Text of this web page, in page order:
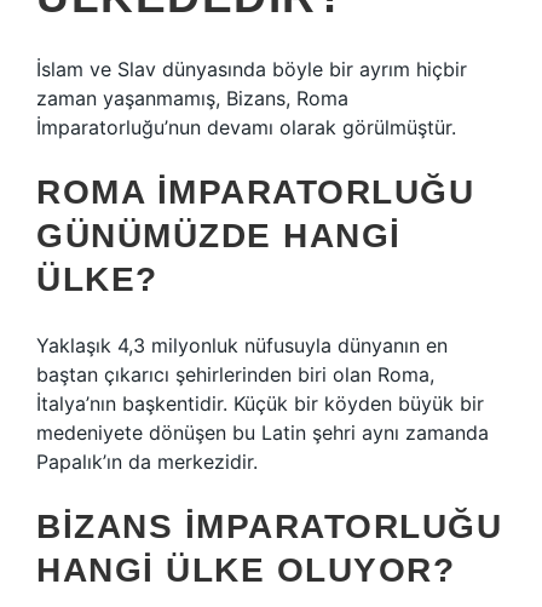
İslam ve Slav dünyasında böyle bir ayrım hiçbir
zaman yaşanmamış, Bizans, Roma
İmparatorluğu’nun devamı olarak görülmüştür.
ROMA İMPARATORLUĞU
GÜNÜMÜZDE HANGI
ÜLKE?
Yaklaşık 4,3 milyonluk nüfusuyla dünyanın en
baştan çıkarıcı şehirlerinden biri olan Roma,
İtalya’nın başkentidir. Küçük bir köyden büyük bir
medeniyete dönüşen bu Latin şehri aynı zamanda
Papalık’ın da merkezidir.
BIZANS İMPARATORLUĞU
HANGI ÜLKE OLUYOR?